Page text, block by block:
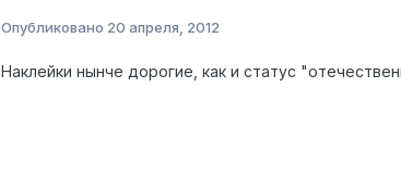
Опубликовано 20 апреля, 2012
Наклейки нынче дорогие, как и статус